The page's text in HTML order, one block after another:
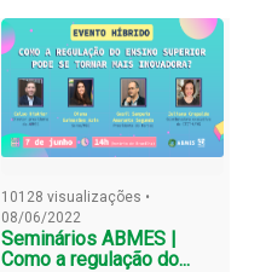
10128 visualizações •
08/06/2022
Seminários ABMES |
Como a regulação do...